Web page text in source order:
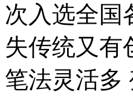
次入选全国
失传统又有
笔法灵活多